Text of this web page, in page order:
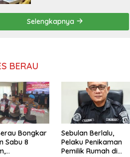
Persatuan
Selengkapnya
BERAU
Bongkar
Sabu 8
Sebulan Berlalu,
Pelaku Penikaman
Pemilik Rumah di